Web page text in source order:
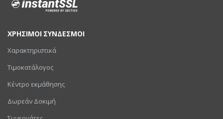
ΧΡΗΣΙΜΟΙ ΣΥΝΔΕΣΜΟΙ
Χαρακτηριστικά
Τιμοκατάλογος
Κέντρο εκμάθησης
Δωρεάν Δοκιμή